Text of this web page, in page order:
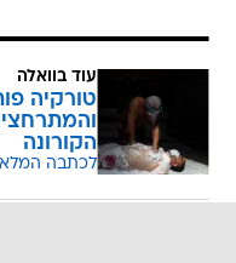
עוד בוואלה
טורקיה
הקורונה
לכתבה